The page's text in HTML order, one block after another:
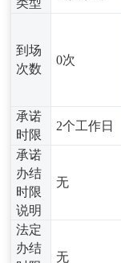
到场
次数
0次
承诺
时限
2个工作日
承诺
办结
时限
说明
无
法定
办结
无